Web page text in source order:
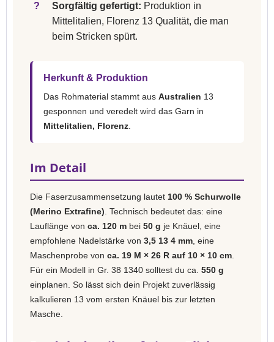
? Sorgfältig gefertigt: Produktion in
Mittelitalien, Florenz 13 Qualität, die man
beim Stricken spürt.
Herkunft & Produktion
Das Rohmaterial stammt aus Australien 13
gesponnen und veredelt wird das Garn in
Mittelitalien, Florenz
Im Detail
Die Faserzusammensetzung lautet 100 % Schurwolle
(Merino Extrafine) . Technisch bedeutet das: eine
Lauflänge von ca. 120 m bei 50 g je Knäuel, eine
empfohlene Nadelstärke von 3,5 13 4 mm , eine
Maschenprobe von ca. 19 M × 26 R auf 10 × 10 cm
Für ein Modell in Gr. 38 1340 solltest du ca. 550 g
einplanen. So lässt sich dein Projekt zuverlässig
kalkulieren 13 vom ersten Knäuel bis zur letzten
Masche.